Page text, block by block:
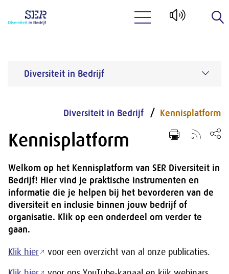
Diversiteit in Bedrijf
Diversiteit in Bedrijf Kennisplatform
Kennisplatform
Welkom op het Kennisplatform van SER Diversiteit in
Bedrijf! Hier vind je praktische instrumenten en
informatie die je helpen bij het bevorderen van de
diversiteit en inclusie binnen jouw bedrijf of
organisatie. Klik op een onderdeel om verder te
gaan.
Klik hier voor een overzicht van al onze publicaties.